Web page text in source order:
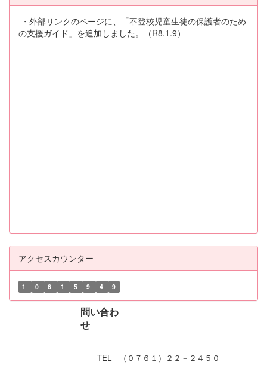
・外部リンクのページに、「不登校児童生徒の保護者のため
の支援ガイド」を追加しました。（R8.1.9）
アクセスカウンター
1 0 6 1 5 9 4 9
問い合わ
せ
TEL （０７６１）２２－２４５０